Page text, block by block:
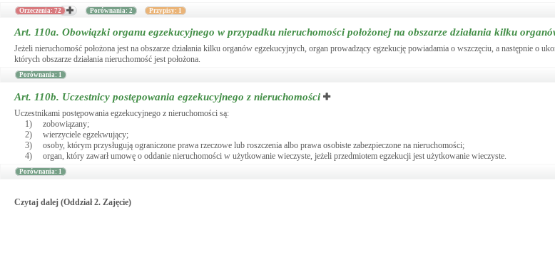
Orzeczenia: 72 Porównania: 2 Przypisy: 1
Art. 110a. Obowiązki organu egzekucyjnego w przypadku nieruchomości położonej na obszarze działania kilku
Jeżeli nieruchomość położona jest na obszarze działania kilku organów egzekucyjnych, organ prowadzący egzekucję powiadamia o wszczęciu, a następnie o
których obszarze działania nieruchomość jest położona.
Porównania: 1
Art. 110b. Uczestnicy postępowania egzekucyjnego z nieruchomości
Uczestnikami postępowania egzekucyjnego z nieruchomości są:
1)
zobowiązany;
2)
wierzyciele egzekwujący;
3)
osoby, którym przysługują ograniczone prawa rzeczowe lub roszczenia albo prawa osobiste zabezpieczone na nieruchomości;
4)
organ, który zawarł umowę o oddanie nieruchomości w użytkowanie wieczyste, jeżeli przedmiotem egzekucji jest użytkowanie wieczyste.
Porównania: 1
Czytaj dalej (Oddział 2. Zajęcie)